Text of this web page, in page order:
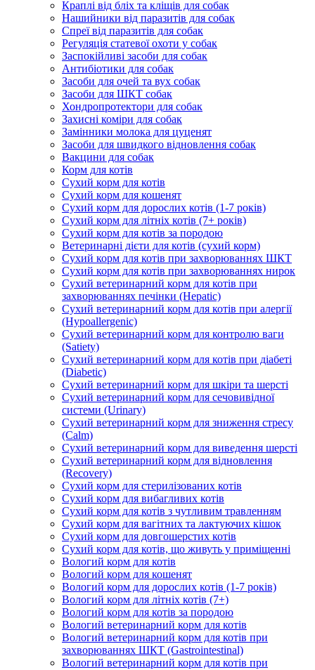
Краплі від бліх та кліщів для собак
Нашийники від паразитів для собак
Спреї від паразитів для собак
Регуляція статевої охоти у собак
Заспокійливі засоби для собак
Антибіотики для собак
Засоби для очей та вух собак
Засоби для ШКТ собак
Хондропротектори для собак
Захисні коміри для собак
Замінники молока для цуценят
Засоби для швидкого відновлення собак
Вакцини для собак
Корм для котів
Сухий корм для котів
Сухий корм для кошенят
Сухий корм для дорослих котів (1-7 років)
Сухий корм для літніх котів (7+ років)
Сухий корм для котів за породою
Ветеринарні дієти для котів (сухий корм)
Сухий корм для котів при захворюваннях ШКТ
Сухий корм для котів при захворюваннях нирок
Сухий ветеринарний корм для котів при
захворюваннях печінки (Hepatic)
Сухий ветеринарний корм для котів при алергії
(Hypoallergenic)
Сухий ветеринарний корм для контролю ваги
(Satiety)
Сухий ветеринарний корм для котів при діабеті
(Diabetic)
Сухий ветеринарний корм для шкіри та шерсті
Сухий ветеринарний корм для сечовивідної
системи (Urinary)
Сухий ветеринарний корм для зниження стресу
(Calm)
Сухий ветеринарний корм для виведення шерсті
Сухий ветеринарний корм для відновлення
(Recovery)
Сухий корм для стерилізованих котів
Сухий корм для вибагливих котів
Сухий корм для котів з чутливим травленням
Сухий корм для вагітних та лактуючих кішок
Сухий корм для довгошерстих котів
Сухий корм для котів, що живуть у приміщенні
Вологий корм для котів
Вологий корм для кошенят
Вологий корм для дорослих котів (1-7 років)
Вологий корм для літніх котів (7+)
Вологий корм для котів за породою
Вологий ветеринарний корм для котів
Вологий ветеринарний корм для котів при
захворюваннях ШКТ (Gastrointestinal)
Вологий ветеринарний корм для котів при